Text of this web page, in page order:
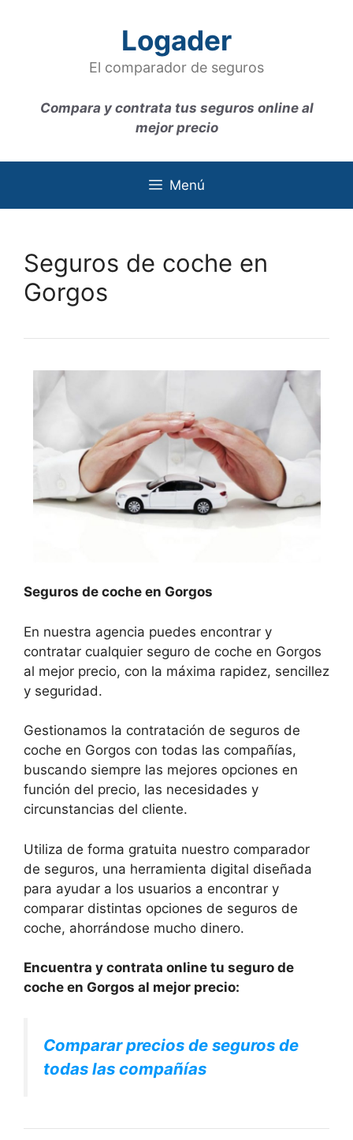
Logader
El comparador de seguros
Compara y contrata tus seguros online al
mejor precio
Menú
Seguros de coche en
Gorgos
Seguros de coche en Gorgos
En nuestra agencia puedes encontrar y
contratar cualquier seguro de coche en Gorgos
al mejor precio, con la máxima rapidez, sencillez
y seguridad.
Gestionamos la contratación de seguros de
coche en Gorgos con todas las compañías,
buscando siempre las mejores opciones en
función del precio, las necesidades y
circunstancias del cliente.
Utiliza de forma gratuita nuestro comparador
de seguros, una herramienta digital diseñada
para ayudar a los usuarios a encontrar y
comparar distintas opciones de seguros de
coche, ahorrándose mucho dinero.
Encuentra y contrata online tu seguro de
coche en Gorgos al mejor precio:
Comparar precios de seguros de
todas las compañías